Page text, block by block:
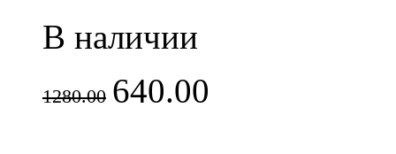
В наличии
1280.00 640.00